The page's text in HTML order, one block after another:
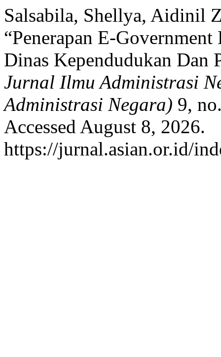
Salsabila, Shellya, Aidinil
“Penerapan E-
Dinas Kependudukan Dan
Jurnal Ilmu Administrasi
Administrasi Negara) 9,
Accessed August 8, 2026.
https://jurnal.asian.or.id/